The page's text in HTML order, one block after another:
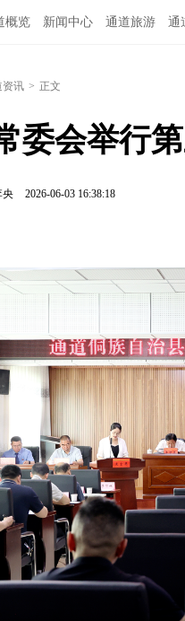
概览 新闻中心 通道旅游 通
资讯 > 正文
委会举行
央 2026-06-03 16:38:18